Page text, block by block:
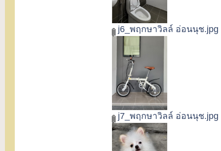
j6_พฤกษาวิลล์ อ่อนนุช.jpg
j7_พฤกษาวิลล์ อ่อนนุช.jpg